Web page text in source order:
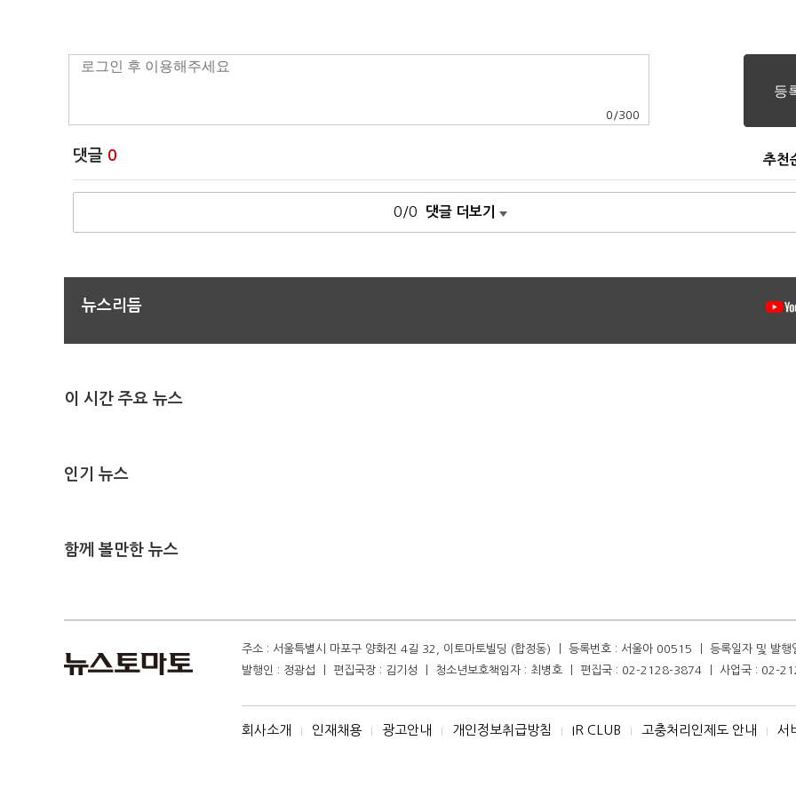
0 /300
댓글 0 추천
0/0 댓글 더보기
뉴스리듬
이 시간 주요 뉴스
인기 뉴스
함께 볼만한 뉴스
주소 : 서울특별시 마포구 양화진 4길 32, 이토마토빌딩 (합정동) ㅣ 등록번호 : 서울아 00515 ㅣ 등록일자 및 발
발행인 : 정광섭 ㅣ 편집국장 : 김기성 ㅣ 청소년보호책임자 : 최병호 ㅣ 편집국 : 02-2128-3874 ㅣ 사업국 : 02-
회사소개 I 인재채용 I 광고안내 I 개인정보취급방침 I IR CLUB I 고충처리인제도 안내 I 서